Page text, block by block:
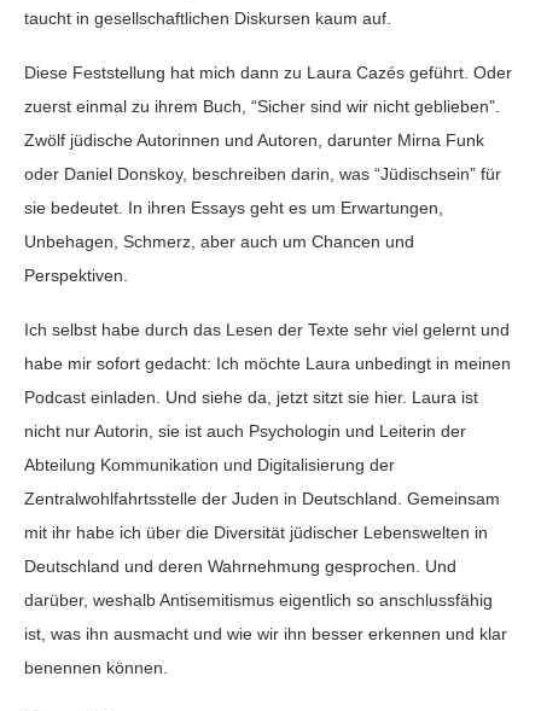
taucht in gesellschaftlichen Diskursen kaum auf.
Diese Feststellung hat mich dann zu Laura Cazés geführt. Oder
zuerst einmal zu ihrem Buch, “Sicher sind wir nicht geblieben”.
Zwölf jüdische Autorinnen und Autoren, darunter Mirna Funk
oder Daniel Donskoy, beschreiben darin, was “Jüdischsein” für
sie bedeutet. In ihren Essays geht es um Erwartungen,
Unbehagen, Schmerz, aber auch um Chancen und
Perspektiven.
Ich selbst habe durch das Lesen der Texte sehr viel gelernt und
habe mir sofort gedacht: Ich möchte Laura unbedingt in meinen
Podcast einladen. Und siehe da, jetzt sitzt sie hier. Laura ist
nicht nur Autorin, sie ist auch Psychologin und Leiterin der
Abteilung Kommunikation und Digitalisierung der
Zentralwohlfahrtsstelle der Juden in Deutschland. Gemeinsam
mit ihr habe ich über die Diversität jüdischer Lebenswelten in
Deutschland und deren Wahrnehmung gesprochen. Und
darüber, weshalb Antisemitismus eigentlich so anschlussfähig
ist, was ihn ausmacht und wie wir ihn besser erkennen und klar
benennen können.